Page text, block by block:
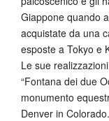
Giappone quando
acquistate da una
esposte a Tokyo e
Le sue
“Fontana dei due
monumento
Denver in Colorado.